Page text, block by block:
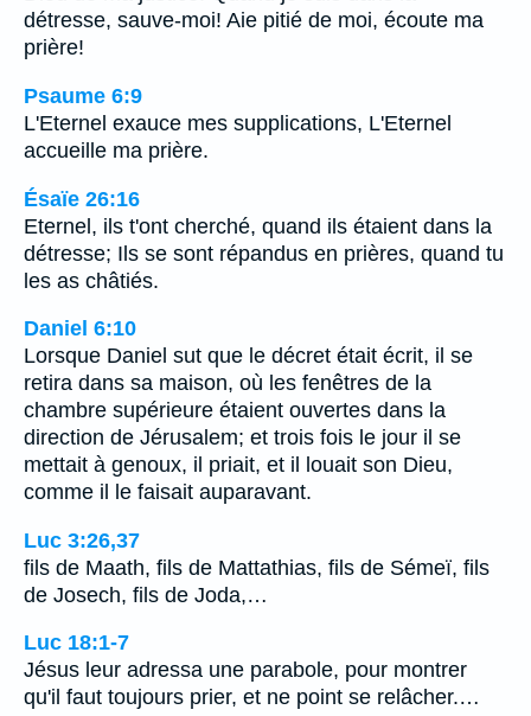
détresse, sauve-moi! Aie pitié de moi, écoute ma
prière!
Psaume 6:9
L'Eternel exauce mes supplications, L'Eternel
accueille ma prière.
Ésaïe 26:16
Eternel, ils t'ont cherché, quand ils étaient dans la
détresse; Ils se sont répandus en prières, quand tu
les as châtiés.
Daniel 6:10
Lorsque Daniel sut que le décret était écrit, il se
retira dans sa maison, où les fenêtres de la
chambre supérieure étaient ouvertes dans la
direction de Jérusalem; et trois fois le jour il se
mettait à genoux, il priait, et il louait son Dieu,
comme il le faisait auparavant.
Luc 3:26,37
fils de Maath, fils de Mattathias, fils de Sémeï, fils
de Josech, fils de Joda,…
Luc 18:1-7
Jésus leur adressa une parabole, pour montrer
qu'il faut toujours prier, et ne point se relâcher.…